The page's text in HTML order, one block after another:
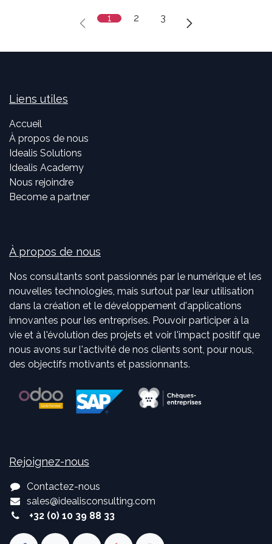
1 2 3
Liens utiles
Accueil
À propos de nous
Idealis Solutions
Idealis Academy
Nous rejoindre
Become a partner
À propos de nous
Nos consultants sont passionnés par le numérique et les
nouvelles technologies, mais surtout par leur utilisation
dans la création et le développement d'applications
innovantes pour les entreprises. Pouvoir participer à la
vie et à l'évolution des projets et voir l'impact positif que
nous avons sur l'activité de nos clients sont, pour nous,
des objectifs motivants et passionnants.
Rejoignez-nous
Contactez-nous
sales@idealisconsulting.com
+32 (0) 10 39 88 33